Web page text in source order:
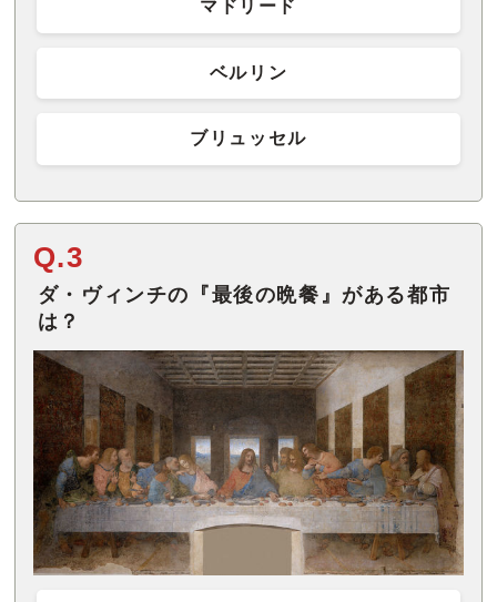
マドリード
ベルリン
ブリュッセル
Q.3
ダ・ヴィンチの『最後の晩餐』がある都市
は？